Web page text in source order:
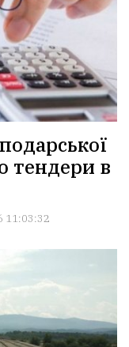
тендери в
11:03:32